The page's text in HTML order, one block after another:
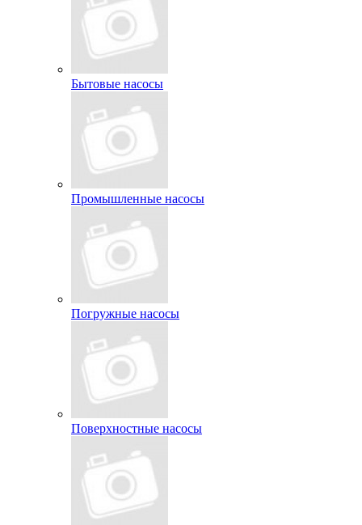
Бытовые насосы
Промышленные насосы
Погружные насосы
Поверхностные насосы